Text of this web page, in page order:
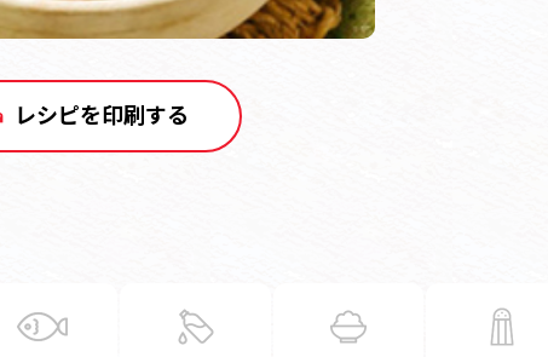
レシピを印刷する